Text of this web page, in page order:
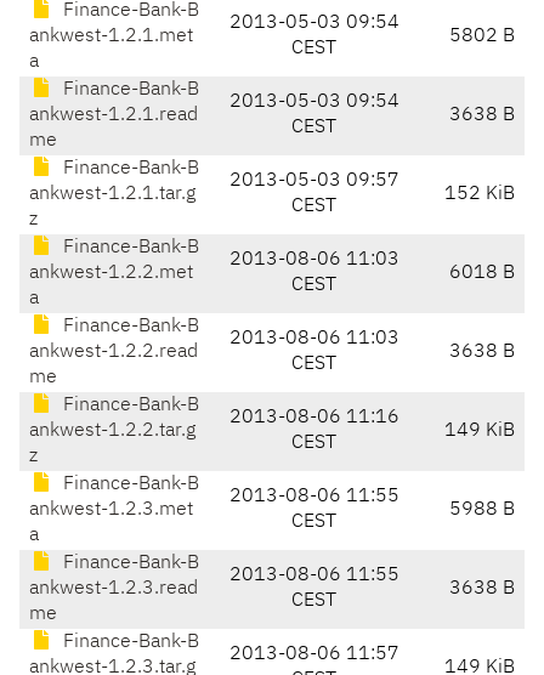
Finance-Bank-B
ankwest-1.2.1.met
a
2013-05-03 09:54
CEST
5802 B
Finance-Bank-B
ankwest-1.2.1.read
me
2013-05-03 09:54
CEST
3638 B
Finance-Bank-B
ankwest-1.2.1.tar.g
z
2013-05-03 09:57
CEST
152 KiB
Finance-Bank-B
ankwest-1.2.2.met
a
2013-08-06 11:03
CEST
6018 B
Finance-Bank-B
ankwest-1.2.2.read
me
2013-08-06 11:03
CEST
3638 B
Finance-Bank-B
ankwest-1.2.2.tar.g
z
2013-08-06 11:16
CEST
149 KiB
Finance-Bank-B
ankwest-1.2.3.met
a
2013-08-06 11:55
CEST
5988 B
Finance-Bank-B
ankwest-1.2.3.read
me
2013-08-06 11:55
CEST
3638 B
Finance-Bank-B
ankwest-1.2.3.tar.g
2013-08-06 11:57
149 KiB